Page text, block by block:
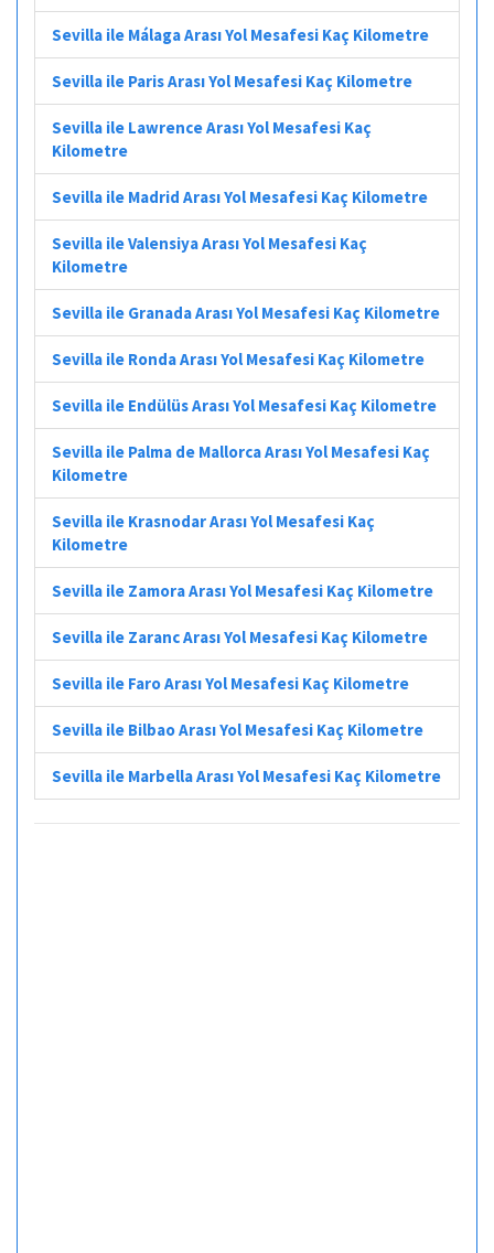
Sevilla ile Málaga Arası Yol Mesafesi Kaç Kilometre
Sevilla ile Paris Arası Yol Mesafesi Kaç Kilometre
Sevilla ile Lawrence Arası Yol Mesafesi Kaç
Kilometre
Sevilla ile Madrid Arası Yol Mesafesi Kaç Kilometre
Sevilla ile Valensiya Arası Yol Mesafesi Kaç
Kilometre
Sevilla ile Granada Arası Yol Mesafesi Kaç Kilometre
Sevilla ile Ronda Arası Yol Mesafesi Kaç Kilometre
Sevilla ile Endülüs Arası Yol Mesafesi Kaç Kilometre
Sevilla ile Palma de Mallorca Arası Yol Mesafesi Kaç
Kilometre
Sevilla ile Krasnodar Arası Yol Mesafesi Kaç
Kilometre
Sevilla ile Zamora Arası Yol Mesafesi Kaç Kilometre
Sevilla ile Zaranc Arası Yol Mesafesi Kaç Kilometre
Sevilla ile Faro Arası Yol Mesafesi Kaç Kilometre
Sevilla ile Bilbao Arası Yol Mesafesi Kaç Kilometre
Sevilla ile Marbella Arası Yol Mesafesi Kaç Kilometre